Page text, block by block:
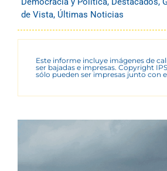
de Vista, Últimas Noticias
Este informe incluye imágenes de
ser bajadas e impresas. Copyright
sólo pueden ser impresas junto con